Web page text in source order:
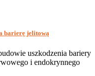
barierę jelitową
uszkodzenia bariery
i endokrynnego